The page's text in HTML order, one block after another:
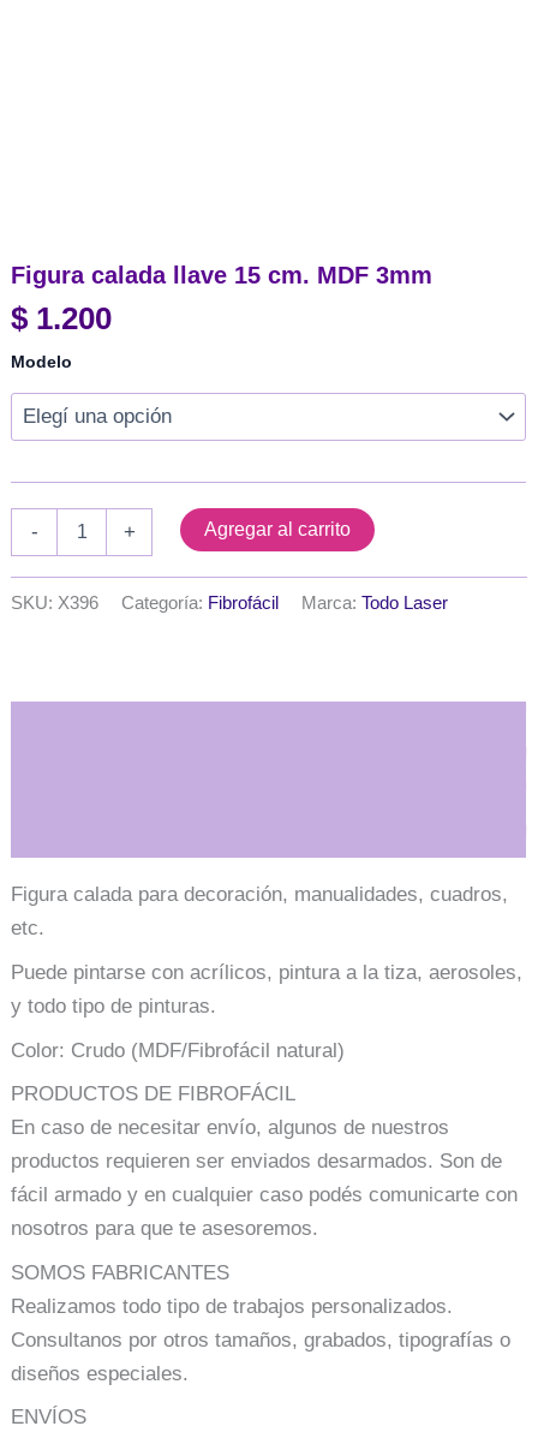
Figura calada llave 15 cm. MDF 3mm
$ 1.200
Modelo
-
cm.
+ Agregar al carrito
SKU: X396 Categoría: Fibrofácil Marca:Todo Laser
Figura calada para decoración, manualidades, cuadros,
etc.
Puede pintarse con acrílicos, pintura a la tiza, aerosoles,
y todo tipo de pinturas.
Color: Crudo (MDF/Fibrofácil natural)
PRODUCTOS DE FIBROFÁCIL
En caso de necesitar envío, algunos de nuestros
productos requieren ser enviados desarmados. Son de
fácil armado y en cualquier caso podés comunicarte con
nosotros para que te asesoremos.
SOMOS FABRICANTES
Realizamos todo tipo de trabajos personalizados.
Consultanos por otros tamaños, grabados, tipografías o
diseños especiales.
ENVÍOS